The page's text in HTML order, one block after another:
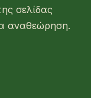
σελίδας
αναθεώρηση.